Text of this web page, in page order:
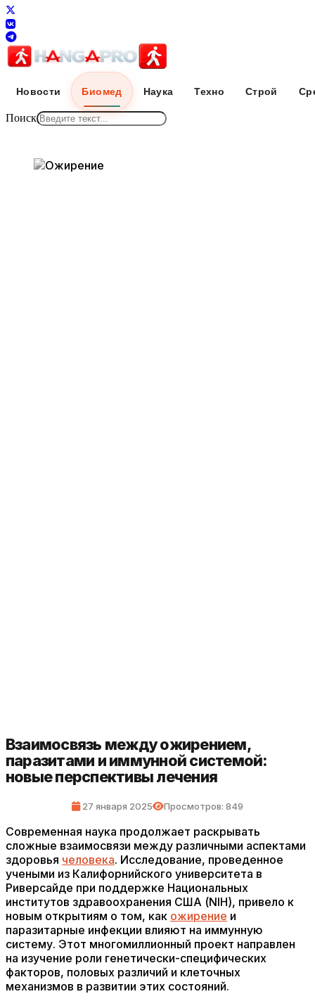
Новости Биомед Наука Техно Строй
Поиск
Взаимосвязь между ожирением,
паразитами и иммунной системой:
новые перспективы лечения
27 января 2025 Просмотров: 849
Современная наука продолжает раскрывать
сложные взаимосвязи между различными аспектами
здоровья человека. Исследование, проведенное
учеными из Калифорнийского университета в
Риверсайде при поддержке Национальных
институтов здравоохранения США (NIH), привело к
новым открытиям о том, как ожирение и
паразитарные инфекции влияют на иммунную
систему. Этот многомиллионный проект направлен
на изучение роли генетически-специфических
факторов, половых различий и клеточных
механизмов в развитии этих состояний.